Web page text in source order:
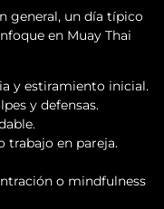
general, un día típico
en Muay Thai
y estiramiento inicial.
y defensas.
trabajo en pareja.
o mindfulness